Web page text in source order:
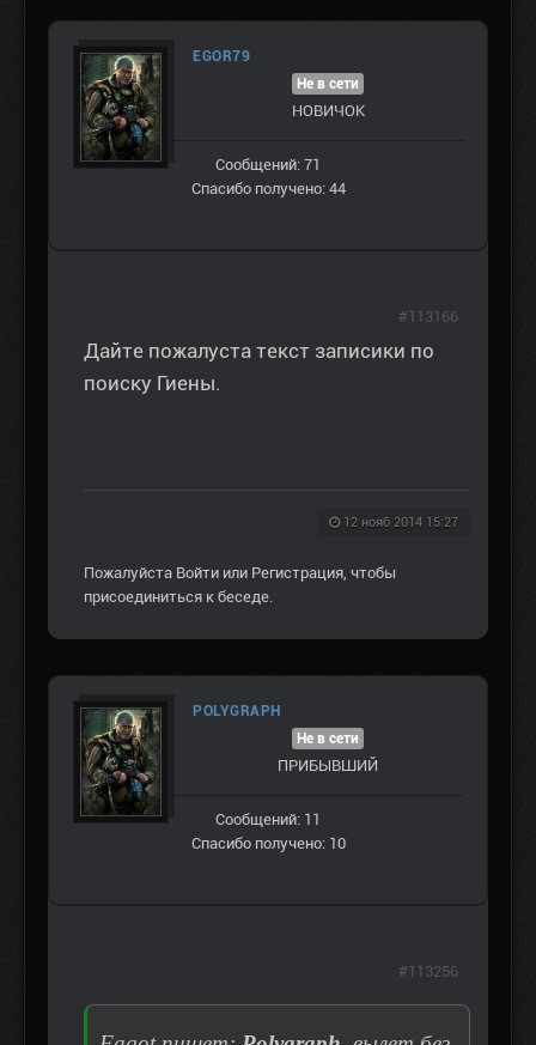
EGOR79
Не в сети
НОВИЧОК
Сообщений: 71
Спасибо получено: 44
Дайте пожалуста текст записики по
поиску Гиены.
12 нояб 2014 15:27
#113166
Пожалуйста Войти или Регистрация, чтобы
присоединиться к беседе.
POLYGRAPH
Не в сети
ПРИБЫВШИЙ
Сообщений: 11
Спасибо получено: 10
#113256